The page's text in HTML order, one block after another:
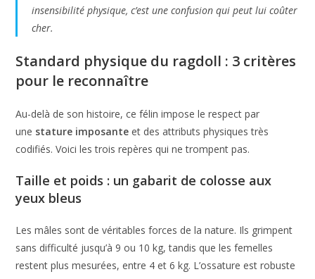
insensibilité physique, c’est une confusion qui peut lui coûter
cher.
Standard physique du ragdoll : 3 critères
pour le reconnaître
Au-delà de son histoire, ce félin impose le respect par
une stature imposante et des attributs physiques très
codifiés. Voici les trois repères qui ne trompent pas.
Taille et poids : un gabarit de colosse aux
yeux bleus
Les mâles sont de véritables forces de la nature. Ils grimpent
sans difficulté jusqu’à 9 ou 10 kg, tandis que les femelles
restent plus mesurées, entre 4 et 6 kg. L’ossature est robuste